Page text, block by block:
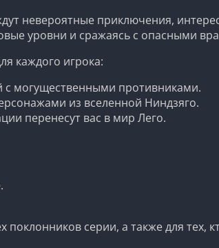
невероятные приключения,
уровни и сражаясь с опасными
каждого игрока:
с могущественными противниками.
из вселенной Ниндзяго.
перенесут вас в мир Лего.
поклонников серии, а также для